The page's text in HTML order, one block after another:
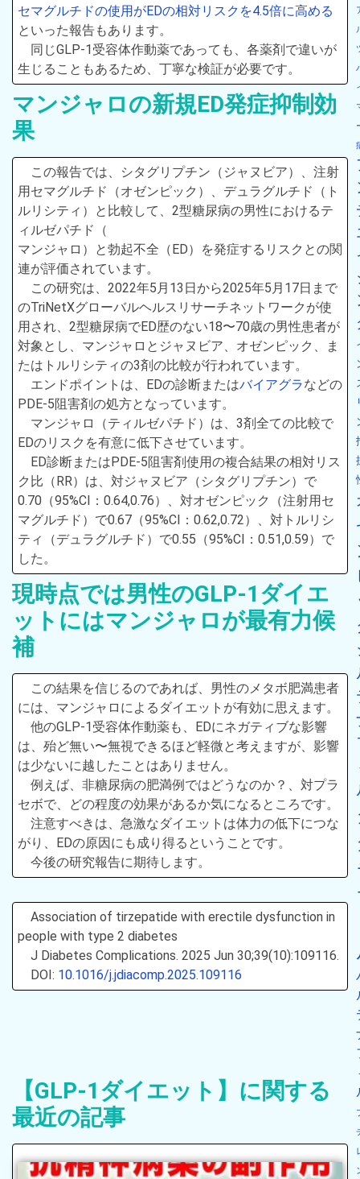
セマグルチドの使用がEDの相対リスクを4.5倍に高める
といった報告もあります。
同じGLP-1受容体作動薬であっても、各薬剤で違いが
生じることもあるため、丁寧な検証が必要です。
マンジャロの新規ED発症抑制効
果
この報告では、シタグリプチン（ジャヌビア）、注射
用セマグルチド（オゼンピック）、デュラグルチド（ト
ルリシティ）と比較して、2型糖尿病の男性におけるテ
ィルゼパチド（
マンジャロ）と勃起不全（ED）を発症するリスクとの関
連が評価されています。
この研究は、2022年5月13日から2025年5月17日まで
のTriNetXグローバルヘルスリサーチネットワークが使
用され、2型糖尿病でED歴のない18〜70歳の男性患者が
対象とし、マンジャロとジャヌビア、オゼンピック、ま
たはトルリシティの3剤の比較が行われています。
エンドポイントは、EDの診断またはバイアグラなどの
PDE-5阻害剤の処方となっています。
マンジャロ（ティルゼパチド）は、3剤全ての比較で
EDのリスクを有意に低下させています。
ED診断またはPDE-5阻害剤使用の複合結果の相対リス
ク比（RR）は、対ジャヌビア（シタグリプチン）で
0.70（95%CI：0.64,0.76）、対オゼンピック（注射用セ
マグルチド）で0.67（95%CI：0.62,0.72）、対トルリシ
ティ（デュラグルチド）で0.55（95%CI：0.51,0.59）で
した。
現時点では男性のGLP-1ダイエ
ットにはマンジャロが最有力候
補
この結果を信じるのであれば、男性のメタボ肥満患者
には、マンジャロによるダイエットが有効に思えます。
他のGLP-1受容体作動薬も、EDにネガティブな影響
は、殆ど無い〜無視できるほど軽微と考えますが、影響
は少ないに越したことはありません。
例えば、非糖尿病の肥満例ではどうなのか？、対プラ
セボで、どの程度の効果があるか気になるところです。
注意すべきは、急激なダイエットは体力の低下につな
がり、EDの原因にも成り得るということです。
今後の研究報告に期待します。
Association of tirzepatide with erectile dysfunction in
people with type 2 diabetes
J Diabetes Complications. 2025 Jun 30;39(10):109116.
DOI: 10.1016/j.jdiacomp.2025.109116
【GLP-1ダイエット】に関する
最近の記事